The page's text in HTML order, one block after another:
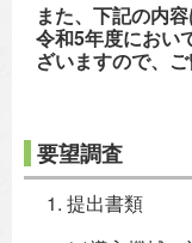
また、下記の内
令和5年度におい
ざいますので、ご
要望調査
提出書類